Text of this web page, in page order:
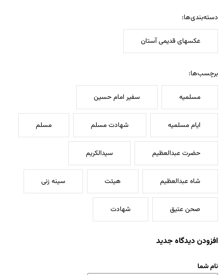
دسته‌بندی‌ها:
عکسهای قدیمی آستان
برچسب‌ها:
مسلمیه سفیر امام حسین
ایام مسلمیه شهادت مسلم مسلم
حضرت عبدالعظیم سیدالکریم
شاه عبدالعظیم هیئت سینه زنی
صحن عتیق شهادت
افزودن دیدگاه جدید
نام شما